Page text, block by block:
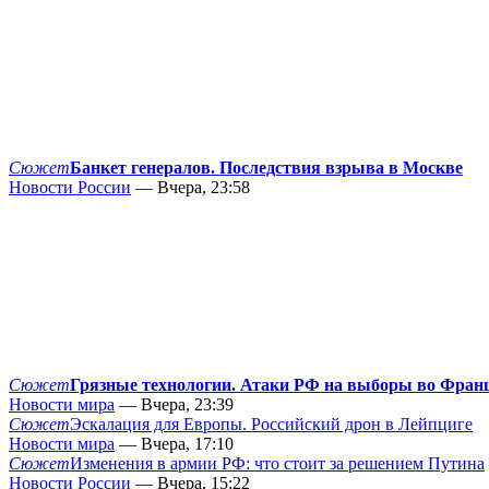
СюжетБанкет генералов. Последствия взрыва в Москве
Новости России — Вчера, 23:58
СюжетГрязные технологии. Атаки РФ на выборы во
Новости мира — Вчера, 23:39
СюжетЭскалация для Европы. Российский дрон в Лейпциге
Новости мира — Вчера, 17:10
СюжетИзменения в армии РФ: что стоит за решением Путина
Новости России — Вчера, 15:22